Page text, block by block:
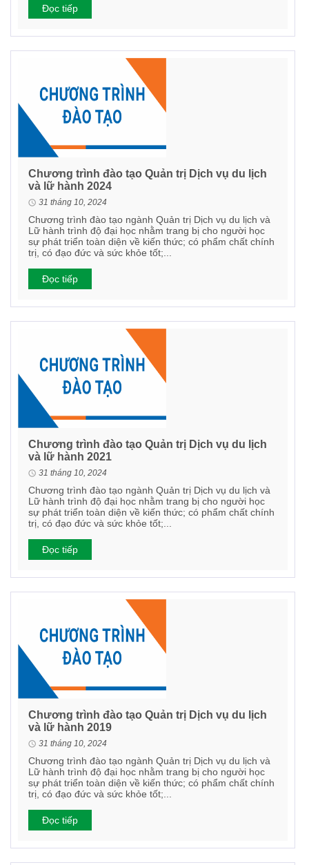
Đọc tiếp
Chương trình đào tạo Quản trị Dịch vụ du lịch
và lữ hành 2024
31 tháng 10, 2024
Chương trình đào tạo ngành Quản trị Dịch vụ du lịch và
Lữ hành trình độ đại học nhằm trang bị cho người học
sự phát triển toàn diện về kiến thức; có phẩm chất chính
trị, có đạo đức và sức khỏe tốt;...
Đọc tiếp
Chương trình đào tạo Quản trị Dịch vụ du lịch
và lữ hành 2021
31 tháng 10, 2024
Chương trình đào tạo ngành Quản trị Dịch vụ du lịch và
Lữ hành trình độ đại học nhằm trang bị cho người học
sự phát triển toàn diện về kiến thức; có phẩm chất chính
trị, có đạo đức và sức khỏe tốt;...
Đọc tiếp
Chương trình đào tạo Quản trị Dịch vụ du lịch
và lữ hành 2019
31 tháng 10, 2024
Chương trình đào tạo ngành Quản trị Dịch vụ du lịch và
Lữ hành trình độ đại học nhằm trang bị cho người học
sự phát triển toàn diện về kiến thức; có phẩm chất chính
trị, có đạo đức và sức khỏe tốt;...
Đọc tiếp